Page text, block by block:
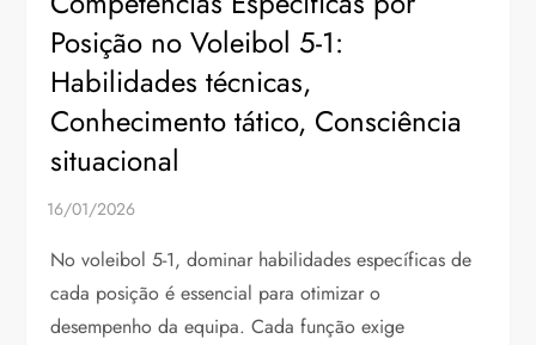
Posição no Voleibol 5-1:
Habilidades técnicas,
Conhecimento tático, Consciência
situacional
No voleibol 5-1, dominar habilidades específicas de
cada posição é essencial para otimizar o
desempenho da equipa. Cada função exige